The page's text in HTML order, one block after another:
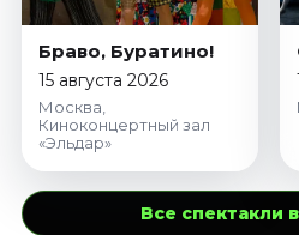
Браво, Буратино!
15 августа 2026
Москва,
Киноконцертный зал
«Эльдар»
Все спектакли